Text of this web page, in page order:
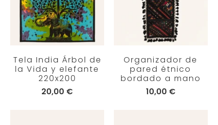
Tela India Árbol de
la Vida y elefante
220x200
20,00 €
Organizador de
pared étnico
bordado a mano
10,00 €